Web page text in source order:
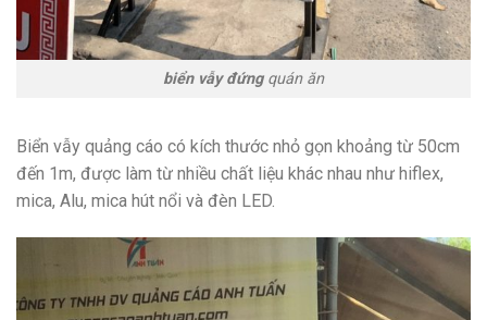
biển vẫy đứng quán ăn
Biển vẫy quảng cáo có kích thước nhỏ gọn khoảng từ 50cm
đến 1m, được làm từ nhiều chất liệu khác nhau như hiflex,
mica, Alu, mica hút nổi và đèn LED.